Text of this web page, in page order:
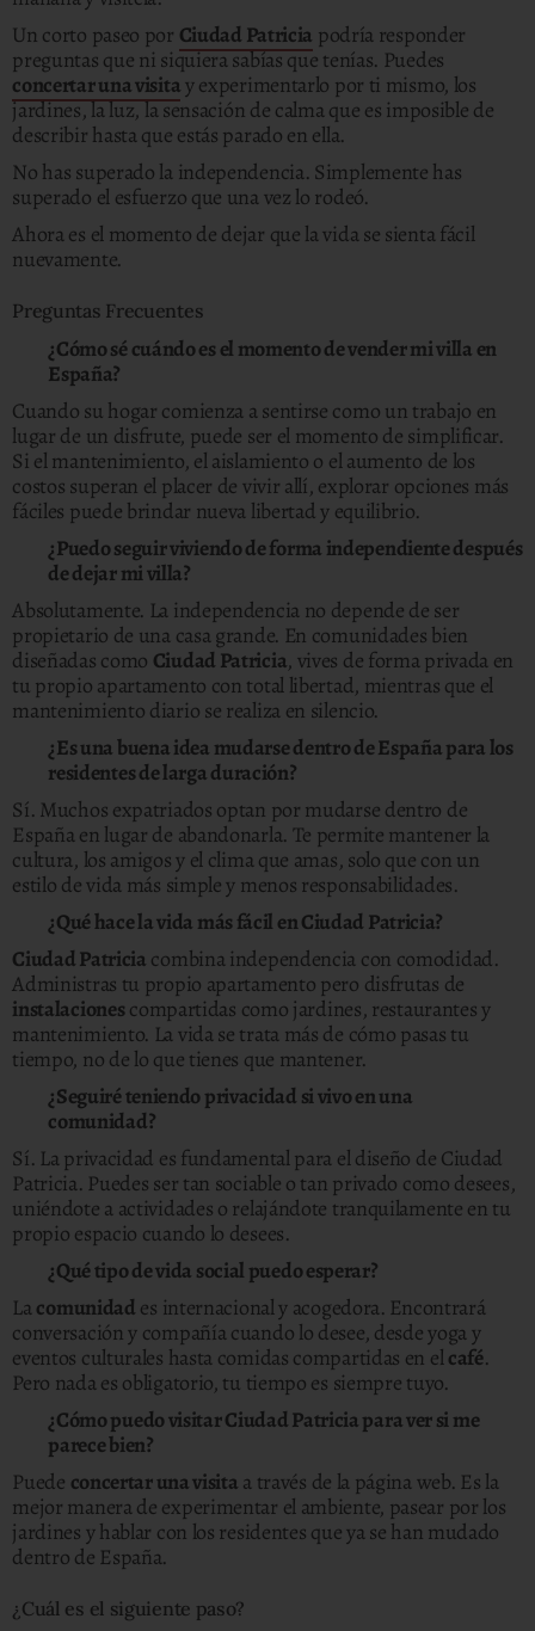
Un corto paseo por Ciudad Patricia podría responder
preguntas que ni siquiera sabías que tenías. Puedes
concertar una visitay experimentarlo por ti mismo, los
jardines, la luz, la sensación de calma que es imposible de
describir hasta que estás parado en ella.
No has superado la independencia. Simplemente has
superado el esfuerzo que una vez lo rodeó.
Ahora es el momento de dejar que la vida se sienta fácil
nuevamente.
Preguntas Frecuentes
¿Cómo sé cuándo es el momento de vender mi villa en
España?
Cuando su hogar comienza a sentirse como un trabajo en
lugar de un disfrute, puede ser el momento de simplificar.
Si el mantenimiento, el aislamiento o el aumento de los
costos superan el placer de vivir allí, explorar opciones más
fáciles puede brindar nueva libertad y equilibrio.
¿Puedo seguir viviendo de forma independiente después
de dejar mi villa?
Absolutamente. La independencia no depende de ser
propietario de una casa grande. En comunidades bien
diseñadas como Ciudad Patricia, vives de forma privada en
tu propio apartamento con total libertad, mientras que el
mantenimiento diario se realiza en silencio.
¿Es una buena idea mudarse dentro de España para los
residentes de larga duración?
Sí. Muchos expatriados optan por mudarse dentro de
España en lugar de abandonarla. Te permite mantener la
cultura, los amigos y el clima que amas, solo que con un
estilo de vida más simple y menos responsabilidades.
¿Qué hace la vida más fácil en Ciudad Patricia?
Ciudad Patricia combina independencia con comodidad.
Administras tu propio apartamento pero disfrutas de
instalacionescompartidas como jardines, restaurantes y
mantenimiento. La vida se trata más de cómo pasas tu
tiempo, no de lo que tienes que mantener.
¿Seguiré teniendo privacidad si vivo en una
comunidad?
Sí. La privacidad es fundamental para el diseño de Ciudad
Patricia. Puedes ser tan sociable o tan privado como desees,
uniéndote a actividades o relajándote tranquilamente en tu
propio espacio cuando lo desees.
¿Qué tipo de vida social puedo esperar?
Lacomunidad es internacional y acogedora. Encontrará
conversación y compañía cuando lo desee, desde yoga y
eventos culturales hasta comidas compartidas en elcafé.
Pero nada es obligatorio, tu tiempo es siempre tuyo.
¿Cómo puedo visitar Ciudad Patricia para ver si me
parece bien?
Puede concertar una visita a través de la página web. Es la
mejor manera de experimentar el ambiente, pasear por los
jardines y hablar con los residentes que ya se han mudado
dentro de España.
¿Cuál es el siguiente paso?